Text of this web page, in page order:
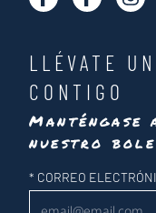
LLÉVATE
CONTIGO
Manténgase
nuestro
Newsletter
* CORREO